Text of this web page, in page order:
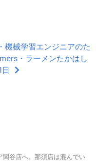
機械学習エンジニアのた
・ラーメンたかはし
関谷店へ。那須店は混んでい